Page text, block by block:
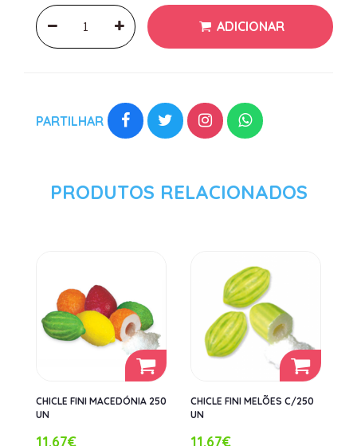
ADICIONAR
PARTILHAR
PRODUTOS RELACIONADOS
CHICLE FINI MACEDÓNIA 250
UN
11.67€
CHICLE FINI MELÕES C/250
UN
11.67€